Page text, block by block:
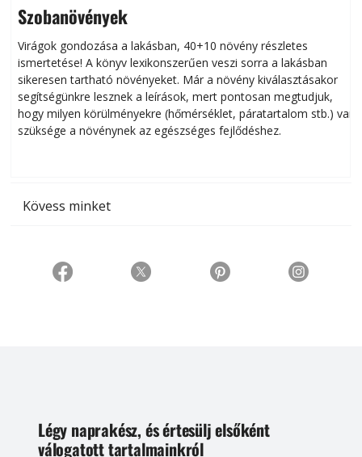
Szobanövények
Virágok gondozása a lakásban, 40+10 növény részletes
ismertetése! A könyv lexikonszerűen veszi sorra a lakásban
sikeresen tart­ha­tó növényeket. Már a növény kiválasztásakor
segítségünkre lesznek a leírások, mert pontosan megtudjuk,
hogy milyen körülményekre (hőmérséklet, páratartalom stb.) van
szüksége a növénynek az egészséges fejlődéshez.
Kövess minket
Légy naprakész, és értesülj elsőként
válogatott tartalmainkról